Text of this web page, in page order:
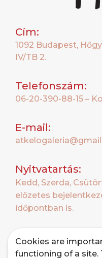
Cookies are
functioning of a site.
Cím:
1092 Budapest,
IV/TB 2.
Telefonszám:
06-20-390-88-15 –
E-mail:
Nyitvatartás:
Kedd, Szerda,
előzetes
időpontban is.